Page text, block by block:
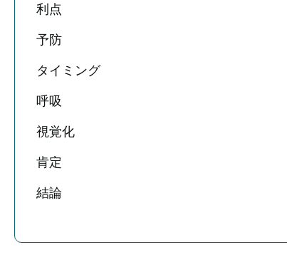
利点
予防
タイミング
呼吸
視覚化
肯定
結論